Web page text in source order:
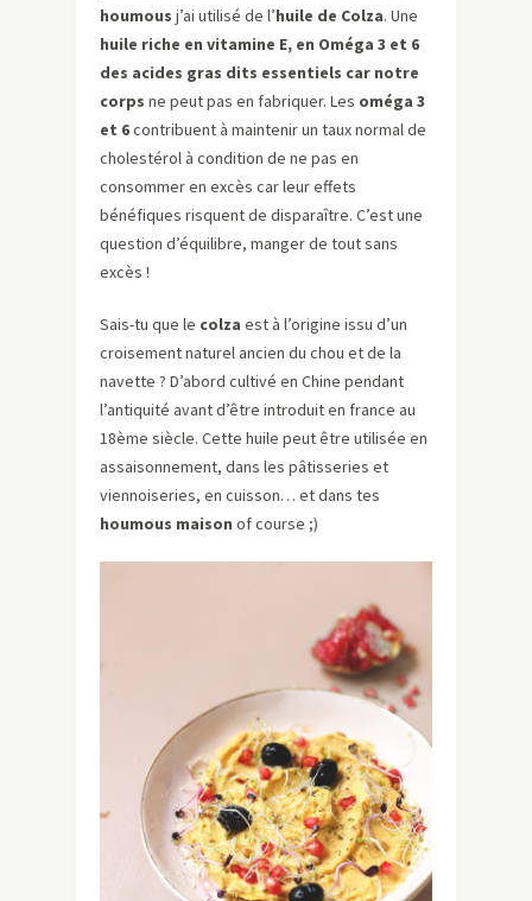
houmous j’ai utilisé de l’huile de Colza. Une
huile riche en vitamine E, en Oméga 3 et 6
des acides gras dits essentiels car notre
corps ne peut pas en fabriquer. Les oméga 3
et 6contribuent à maintenir un taux normal de
cholestérol à condition de ne pas en
consommer en excès car leur effets
bénéfiques risquent de disparaître. C’est une
question d’équilibre, manger de tout sans
excès !
Sais-tu que le colza est à l’origine issu d’un
croisement naturel ancien du chou et de la
navette ? D’abord cultivé en Chine pendant
l’antiquité avant d’être introduit en france au
18ème siècle. Cette huile peut être utilisée en
assaisonnement, dans les pâtisseries et
viennoiseries, en cuisson… et dans tes
houmous maison of course ;)